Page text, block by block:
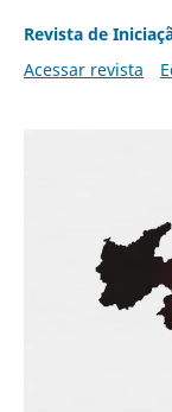
Revista de
Acessar revista